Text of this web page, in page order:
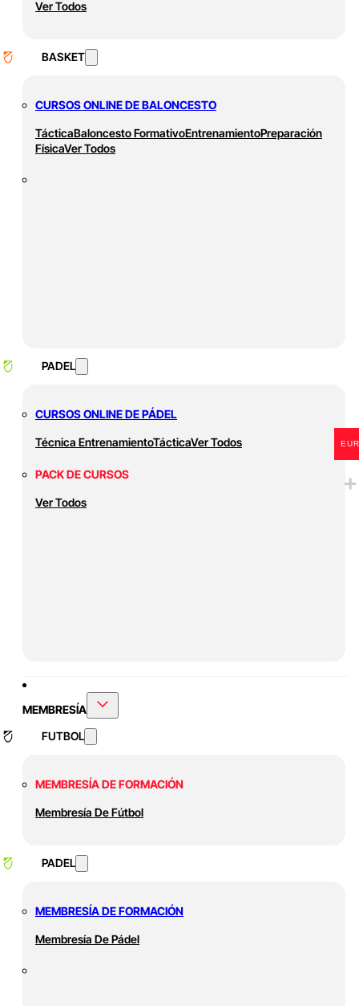
Ver Todos
BASKET
CURSOS ONLINE DE BALONCESTO
TácticaBaloncesto FormativoEntrenamientoPreparación
FísicaVer Todos
PADEL
CURSOS ONLINE DE PÁDEL
Técnica EntrenamientoTácticaVer Todos
PACK DE CURSOS
Ver Todos
MEMBRESÍA
FUTBOL
MEMBRESÍA DE FORMACIÓN
Membresía De Fútbol
PADEL
MEMBRESÍA DE FORMACIÓN
Membresía De Pádel
EUR